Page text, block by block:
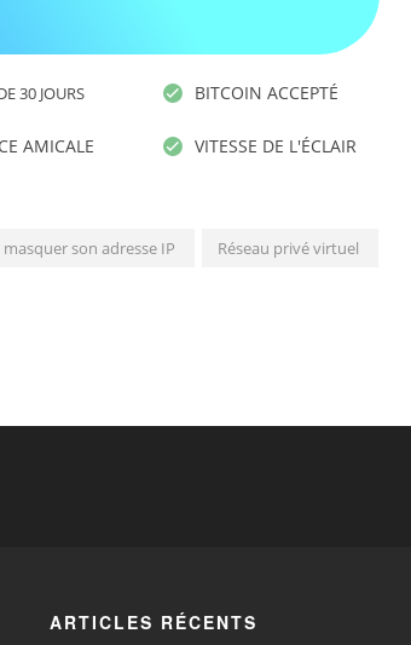
30 JOURS
AMICALE
BITCOIN ACCEPTÉ
VITESSE DE L'ÉCLAIR
masquer son adresse IP Réseau privé virtuel
ARTICLES RÉCENTS